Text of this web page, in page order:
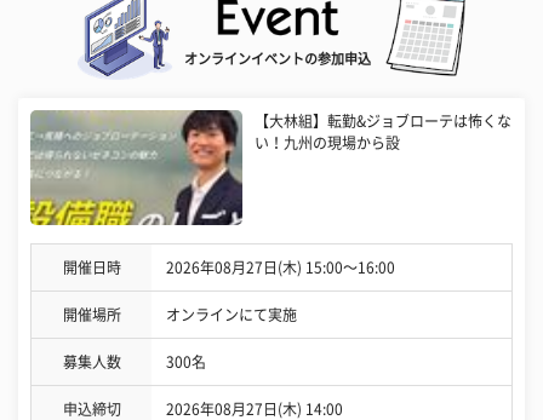
オンラインイベントの参加申込
【大林組】転勤&ジョブローテは怖くな
い！九州の現場から設
開催日時 2026年08月27日(木) 15:00〜16:00
開催場所 オンラインにて実施
募集人数 300名
申込締切 2026年08月27日(木) 14:00